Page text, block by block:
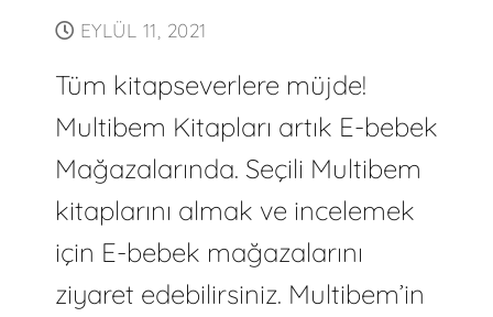
EYLÜL 11, 2021
Tüm kitapseverlere müjde!
Multibem Kitapları artık E-bebek
Mağazalarında. Seçili Multibem
kitaplarını almak ve incelemek
için E-bebek mağazalarını
ziyaret edebilirsiniz. Multibem’in